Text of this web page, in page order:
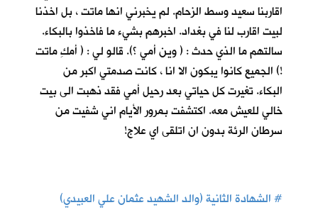
اقاربنا سعيد وسط الزحام. لم يخبرني انها ماتت ، بل اخذنا
لبيت اقارب لنا في بغداد. اخبرهم بشيء ما فاخذوا بالبكاء.
سالتهم ما الذي حدث : ( وين أمي ؟). قالو لي : ( أمكِ ماتت
!) الجميع كانوا يبكون الا انا ، كانت صدمتي اكبر من
البكاء. تغيرت كل حياتي بعد رحيل أمي فقد ذهبت الى بيت
خالي للعيش معه. اكتشفت بمرور الأيام اني شفيت من
سرطان الرئة بدون ان اتلقى اي علاج!
#الشهادة الثانية (والد الشهيد عثمان علي العبيدي)